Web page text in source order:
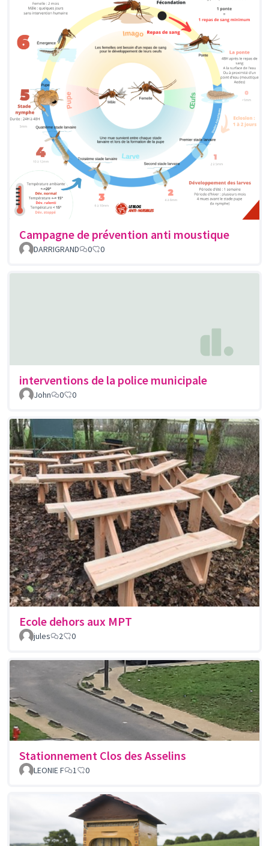
Campagne de prévention anti moustique
DARRIGRAND 0 0
interventions de la police municipale
John 0 0
Ecole dehors aux MPT
jules 2 0
Stationnement Clos des Asselins
LEONIE F 1 0